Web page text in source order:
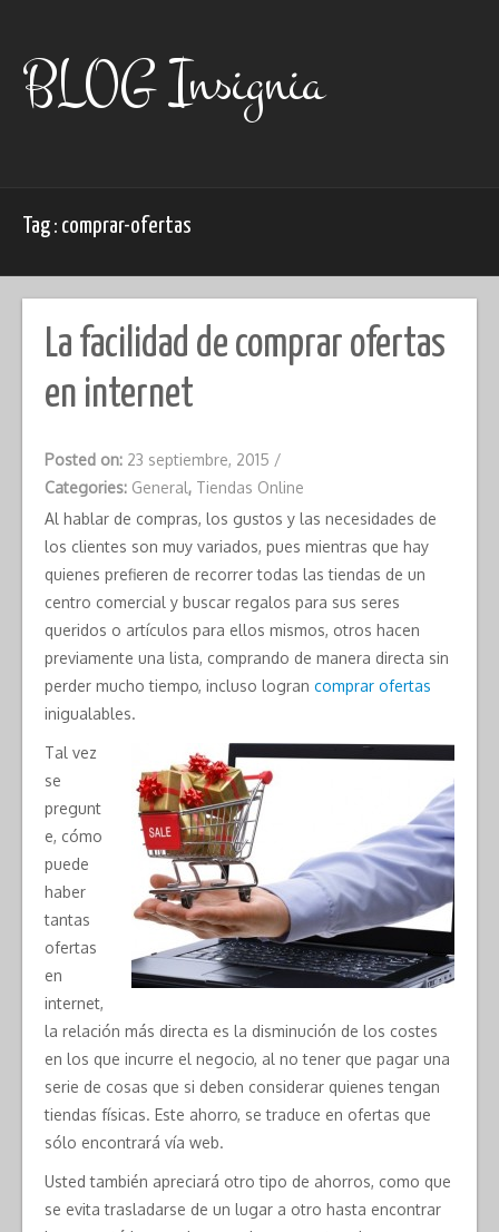
contentBLOG Insignia
Tag : comprar-ofertas
La facilidad de comprar ofertas
en internet
Posted on: 23 septiembre, 2015 /
Categories: General, Tiendas Online
Al hablar de compras, los gustos y las necesidades de
los clientes son muy variados, pues mientras que hay
quienes prefieren de recorrer todas las tiendas de un
centro comercial y buscar regalos para sus seres
queridos o artículos para ellos mismos, otros hacen
previamente una lista, comprando de manera directa sin
perder mucho tiempo, incluso logran comprar ofertas
inigualables.
Tal vez
se
pregunt
e, cómo
puede
haber
tantas
ofertas
en
internet,
la relación más directa es la disminución de los costes
en los que incurre el negocio, al no tener que pagar una
serie de cosas que si deben considerar quienes tengan
tiendas físicas. Este ahorro, se traduce en ofertas que
sólo encontrará vía web.
Usted también apreciará otro tipo de ahorros, como que
se evita trasladarse de un lugar a otro hasta encontrar